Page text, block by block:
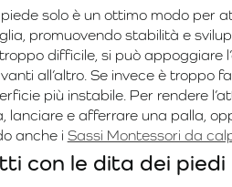
solo è un ottimo modo per
promuovendo stabilità e
difficile, si può appoggiare
all’altro. Se invece è troppo
più instabile. Per rendere
lanciare e afferrare una palla,
anche i Sassi Montessori da
con le dita dei piedi